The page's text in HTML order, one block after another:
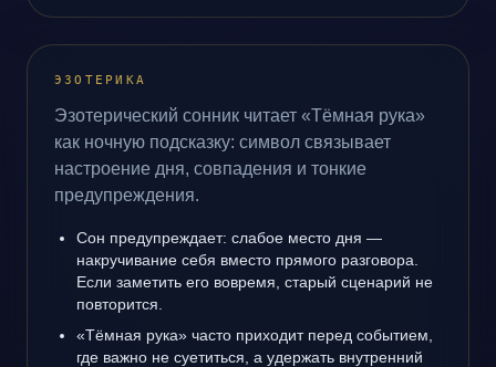
ЭЗОТЕРИКА
Эзотерический сонник читает «Тёмная рука»
как ночную подсказку: символ связывает
настроение дня, совпадения и тонкие
предупреждения.
Сон предупреждает: слабое место дня —
накручивание себя вместо прямого разговора.
Если заметить его вовремя, старый сценарий не
повторится.
«Тёмная рука» часто приходит перед событием,
где важно не суетиться, а удержать внутренний